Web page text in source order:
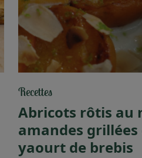
Recettes
Abricots rôtis au
amandes grillées
yaourt de brebis